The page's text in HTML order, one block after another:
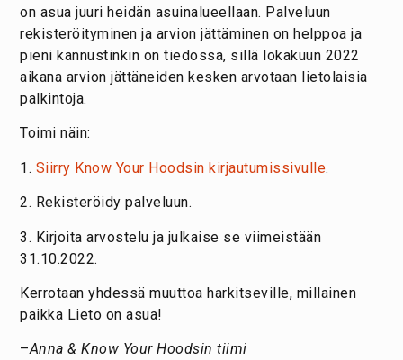
on asua juuri heidän asuinalueellaan. Palveluun
rekisteröityminen ja arvion jättäminen on helppoa ja
pieni kannustinkin on tiedossa, sillä lokakuun 2022
aikana arvion jättäneiden kesken arvotaan lietolaisia
palkintoja.
Toimi näin:
1. Siirry Know Your Hoodsin kirjautumissivulle.
2. Rekisteröidy palveluun.
3. Kirjoita arvostelu ja julkaise se viimeistään
31.10.2022.
Kerrotaan yhdessä muuttoa harkitseville, millainen
paikka Lieto on asua!
–Anna & Know Your Hoodsin tiimi